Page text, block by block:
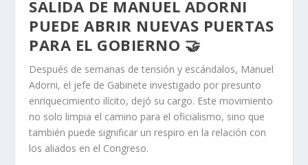
SALIDA DE MANUEL ADORNI
PUEDE ABRIR NUEVAS PUERTAS
PARA EL GOBIERNO 🤝
Después de semanas de tensión y escándalos, Manuel
Adorni, el jefe de Gabinete investigado por presunto
enriquecimiento ilícito, dejó su cargo. Este movimiento
no solo limpia el camino para el oficialismo, sino que
también puede significar un respiro en la relación con
los aliados en el Congreso.